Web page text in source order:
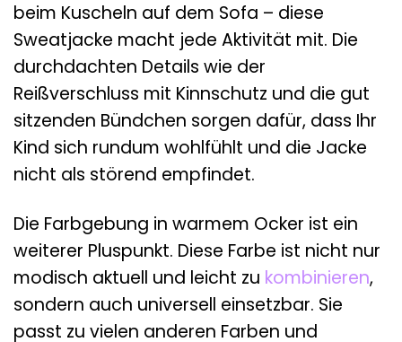
beim Kuscheln auf dem Sofa – diese
Sweatjacke macht jede Aktivität mit. Die
durchdachten Details wie der
Reißverschluss mit Kinnschutz und die gut
sitzenden Bündchen sorgen dafür, dass Ihr
Kind sich rundum wohlfühlt und die Jacke
nicht als störend empfindet.
Die Farbgebung in warmem Ocker ist ein
weiterer Pluspunkt. Diese Farbe ist nicht nur
modisch aktuell und leicht zu kombinieren,
sondern auch universell einsetzbar. Sie
passt zu vielen anderen Farben und